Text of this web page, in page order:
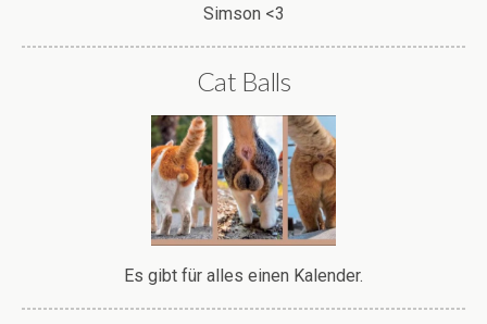
Simson <3
Cat Balls
Es gibt für alles einen Kalender.